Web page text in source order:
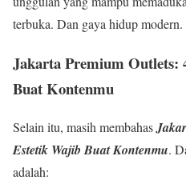
terbuka. Dan gaya hidup modern.
Jakarta Premium
Buat Kontenmu
Selain itu, masih membahas
Estetik Wajib Buat Kontenmu.
adalah: